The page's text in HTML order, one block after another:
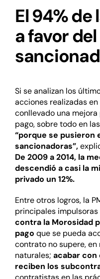
El 94% de
a favor
Si se analizan los
acciones realizadas
conllevado una
pago, sobre todo en
“porque se pusieron
sancionadoras”,
De 2009 a 2014, la
descendió a casi la
privado un 12%.
Entre otros logros, la
principales impulsoras
contra la Morosidad
pago que se pueda
contrato no supere,
naturales; acabar con
reciben los